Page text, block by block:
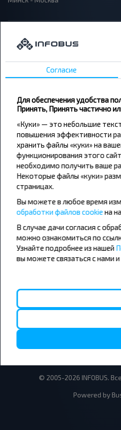
О нас
Сотрудничество
Страницы сайта
Юридическая информация
Связаться с нами
+375 33 390 00 07 (МТС)
info@infobus.by
220090, Республика
22А, офис 302.
Офис: Пн-Пт, 9:00 - 17:30
Поддержка: 24/7
© 2005-2026 INFOBUS.
Powered by
Согласие
Для обеспечения удобства
Принять, Принять частично
«Куки» — это небольшие
повышения эффективности
хранить файлы «куки» на
функционирования этого
необходимо получить ваше
Некоторые файлы «куки»
страницах.
Вы можете в любое время
обработки файлов cookieна
В случае дачи согласия с
можно ознакомиться по
Узнайте подробнее из нашей
вы можете связаться с нами